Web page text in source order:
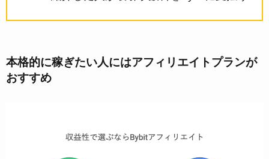
本格的に稼ぎたい人にはアフィリエイトプランが
おすすめ